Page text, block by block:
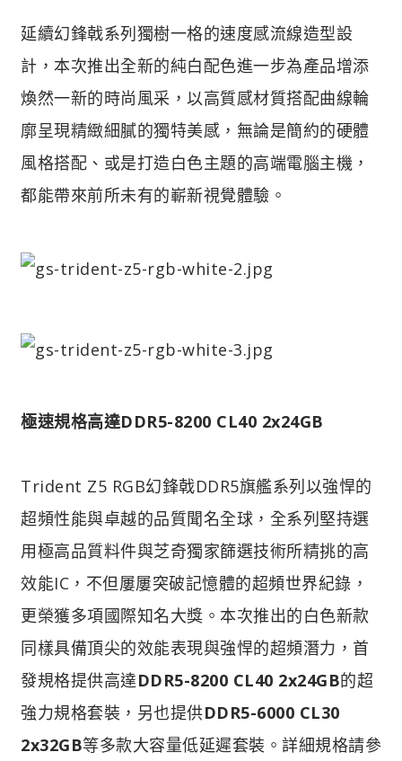
延續幻鋒戟系列獨樹一格的速度感流線造型設
計，本次推出全新的純白配色進一步為產品增添
煥然一新的時尚風采，以高質感材質搭配曲線輪
廓呈現精緻細膩的獨特美感，無論是簡約的硬體
風格搭配、或是打造白色主題的高端電腦主機，
都能帶來前所未有的嶄新視覺體驗。
極速規格高達DDR5-8200 CL40 2x24GB
Trident Z5 RGB幻鋒戟DDR5旗艦系列以強悍的
超頻性能與卓越的品質聞名全球，全系列堅持選
用極高品質料件與芝奇獨家篩選技術所精挑的高
效能IC，不但屢屢突破記憶體的超頻世界紀錄，
更榮獲多項國際知名大獎。本次推出的白色新款
同樣具備頂尖的效能表現與強悍的超頻潛力，首
發規格提供高達DDR5-8200 CL40 2x24GB的超
強力規格套裝，另也提供DDR5-6000 CL30
2x32GB等多款大容量低延遲套裝。詳細規格請參